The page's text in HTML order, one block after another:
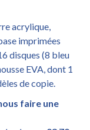
acrylique,
imprimées
disques (8 bleu
EVA, dont 1
de copie.
faire une